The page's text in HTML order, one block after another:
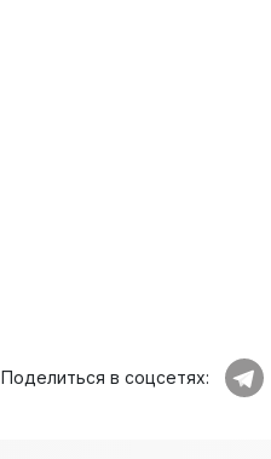
Поделиться в соцсетях: